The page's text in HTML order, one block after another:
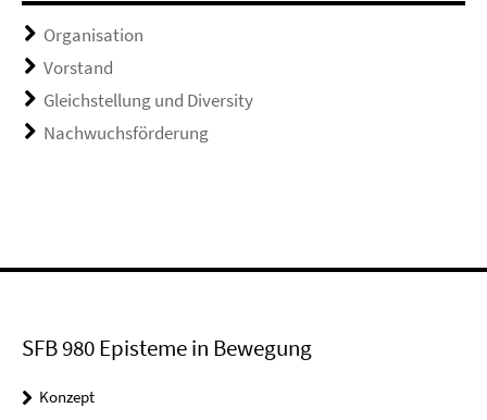
Organisation
Vorstand
Gleichstellung und Diversity
Nachwuchsförderung
SFB 980 Episteme in Bewegung
Konzept